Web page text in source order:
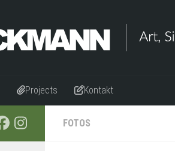
Projects Kontakt
FOTOS